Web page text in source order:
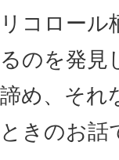
リコロール
るのを発見
諦め、それ
ときのお話